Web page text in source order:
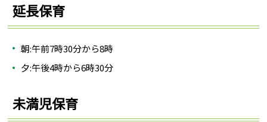
延長保育
朝:午前7時30分から8時
夕:午後4時から6時30分
未満児保育